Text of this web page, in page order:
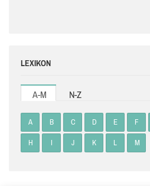
LEXIKON
A-M N-Z
A B C D E F
H I J K L M